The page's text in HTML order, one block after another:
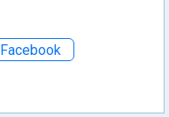
Facebook